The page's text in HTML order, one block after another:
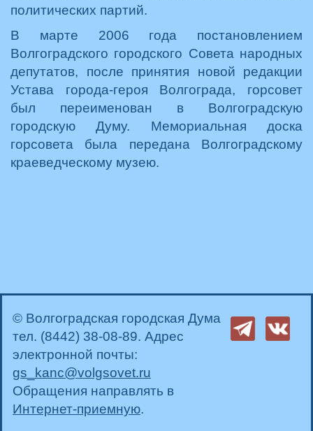
политических партий.
В марте 2006 года постановлением
Волгоградского городского Совета народных
депутатов, после принятия новой редакции
Устава города-героя Волгограда, горсовет
был переименован в Волгоградскую
городскую Думу. Мемориальная доска
горсовета была передана Волгоградскому
краеведческому музею.
© Волгоградская городская Дума
тел. (8442) 38-08-89. Адрес
электронной почты:
gs_kanc@volgsovet.ru
Обращения направлять в
Интернет-приемную.